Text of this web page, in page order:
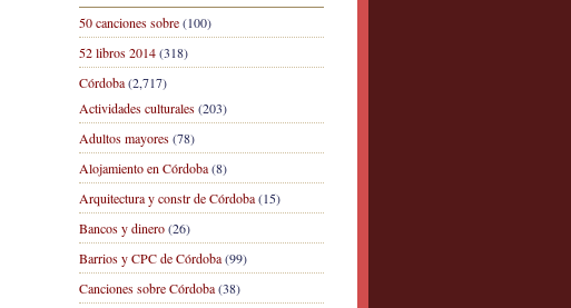
50 canciones sobre(100)
52 libros 2014(318)
Córdoba(2,717)
Actividades culturales(203)
Adultos mayores(78)
Alojamiento en Córdoba(8)
Arquitectura y constr de Córdoba(15)
Bancos y dinero(26)
Barrios y CPC de Córdoba(99)
Canciones sobre Córdoba(38)